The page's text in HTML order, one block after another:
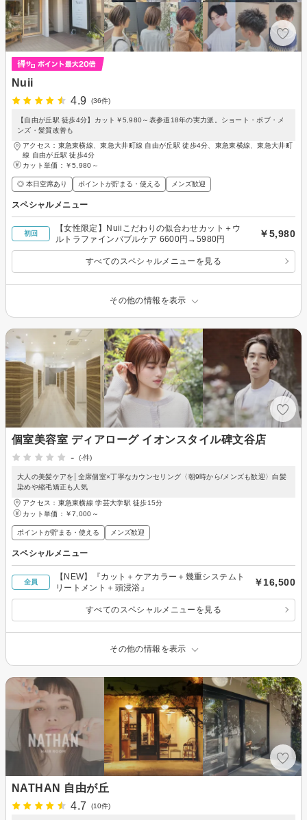
Nuii
4.9
(36件)
【自由が丘駅 徒歩4分】カット￥5,980～表参道18年の実力派。ショート・ボブ・メ
ンズ・髪質改善も
アクセス：東急東横線、東急大井町線 自由が丘駅 徒歩4分、東急東横線、東急大井町
線 自由が丘駅 徒歩4分
カット単価： ￥5,980～
◎ 本日空席あり ポイントが貯まる・使える メンズ歓迎
スペシャルメニュー
初回
【女性限定】Nuiiこだわりの似合わせカット＋ウ
ルトラファインバブルケア 6600円→5980円
￥5,980
すべてのスペシャルメニューを見る
その他の情報を表示
個室美容室 ディアローグ イオンスタイル碑文谷店
-
(-件)
大人の美髪ケアを│全席個室×丁寧なカウンセリング〈朝9時から/メンズも歓迎〉白髪
染めや縮毛矯正も人気
アクセス：東急東横線 学芸大学駅 徒歩15分
カット単価： ￥7,000～
ポイントが貯まる・使える メンズ歓迎
スペシャルメニュー
全員
【NEW】『カット＋ケアカラー＋幾重システムト
リートメント＋頭浸浴』
￥16,500
すべてのスペシャルメニューを見る
その他の情報を表示
NATHAN 自由が丘
4.7
(10件)